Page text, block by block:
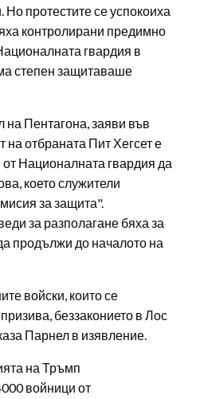
протестите се успокоиха
контролирани предимно
гвардия в
степен защитаваше
Пентагона, заяви във
на отбраната Пит Хегсет е
Националната гвардия да
което служители
за защита".
за разполагане бяха за
продължи до началото на
войски, които се
беззаконието в Лос
Парнел в изявление.
на Тръмп
войници от